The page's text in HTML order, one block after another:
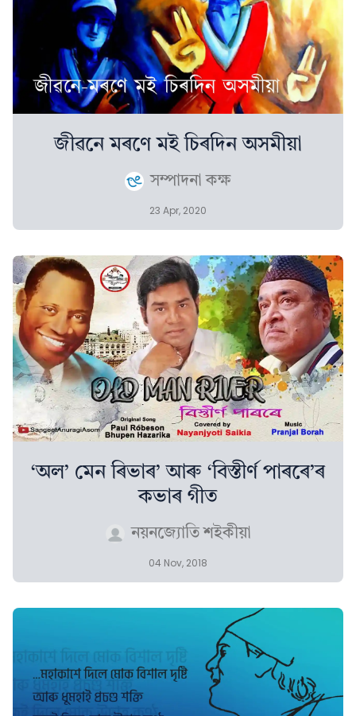
জীৱনে মৰণে মই চিৰদিন অসমীয়া
সম্পাদনা কক্ষ
23 Apr, 2020
‘অল’ মেন ৰিভাৰ’ আৰু ‘বিস্তীৰ্ণ পাৰৰে’ৰ
কভাৰ গীত
নয়নজ্যোতি শইকীয়া
04 Nov, 2018